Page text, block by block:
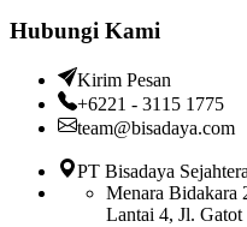
Hubungi Kami
Kirim Pesan
+6221 - 3115 1775
team@bisadaya.com
PT Bisadaya
Menara Bidakara
Lantai 4, Jl.